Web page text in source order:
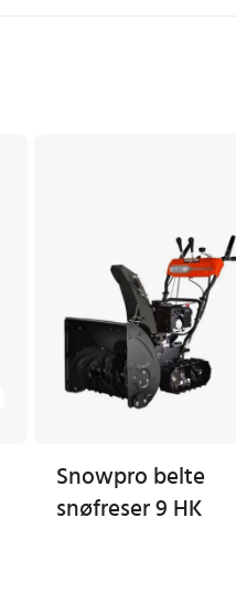
Snowpro belte
snøfreser 9 HK